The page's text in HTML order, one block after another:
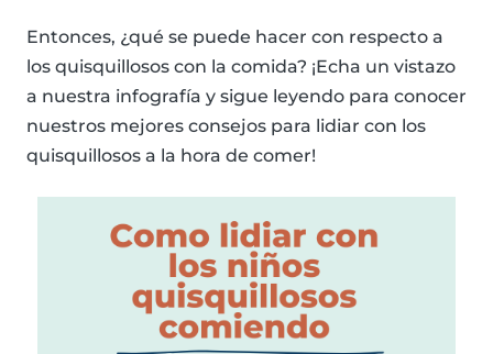
Entonces, ¿qué se puede hacer con respecto a
los quisquillosos con la comida? ¡Echa un vistazo
a nuestra infografía y sigue leyendo para conocer
nuestros mejores consejos para lidiar con los
quisquillosos a la hora de comer!